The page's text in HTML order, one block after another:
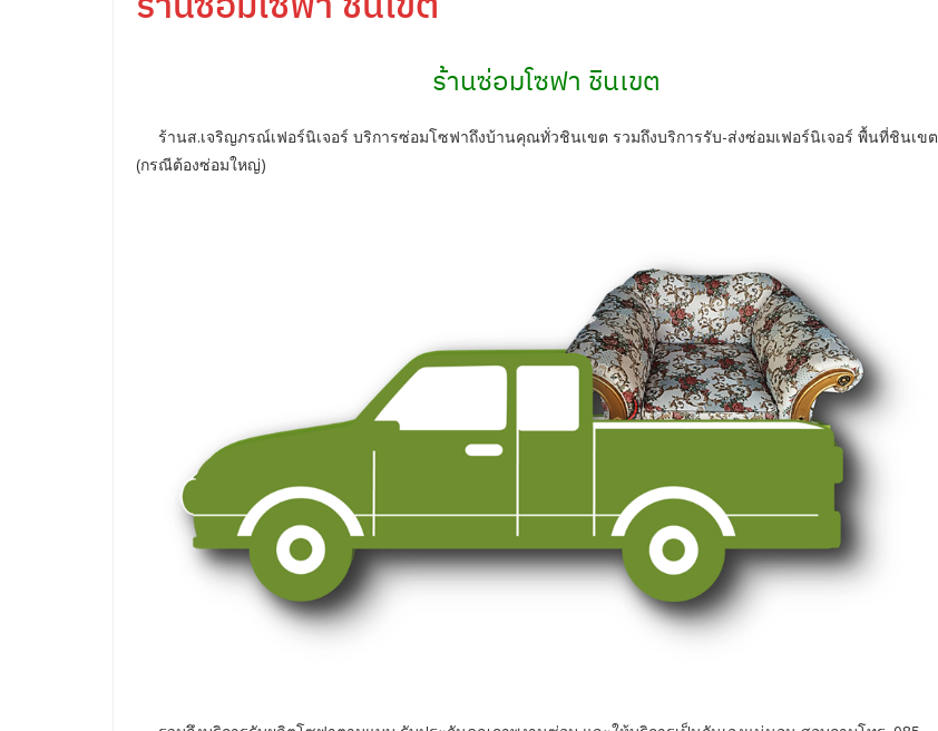
ร้านซ่อมโซฟา ชินเขต
ร้านส.เจริญภรณ์เฟอร์นิเจอร์ บริการซ่อมโซฟาถึงบ้านคุณทั่วชินเขต รวมถึงบริการรับ-ส่งซ่อมเฟอร์นิเจอร์ พื้นที่ชินเขต
(กรณีต้องซ่อมใหญ่)